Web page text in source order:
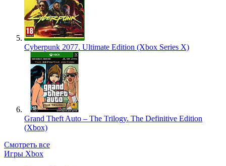
Cyberpunk 2077. Ultimate Edition (Xbox Series X)
Grand Theft Auto – The Trilogy. The Definitive Edition
(Xbox)
Смотреть все
Игры Xbox